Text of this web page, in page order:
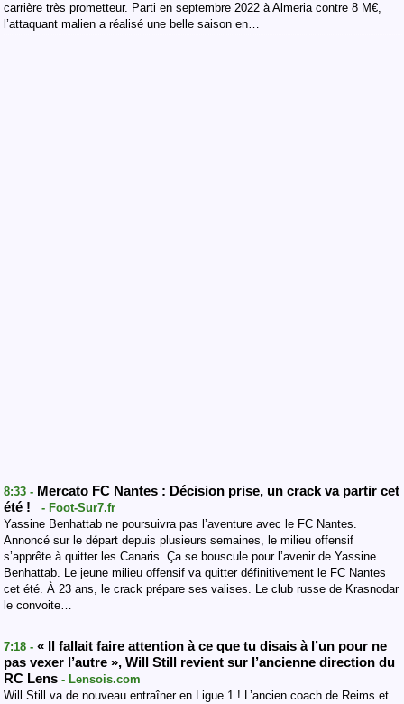
carrière très prometteur. Parti en septembre 2022 à Almeria contre 8 M€,
l’attaquant malien a réalisé une belle saison en…
8:33 - Mercato FC Nantes : Décision prise, un crack va partir cet
été ! - Foot-Sur7.fr
Yassine Benhattab ne poursuivra pas l’aventure avec le FC Nantes.
Annoncé sur le départ depuis plusieurs semaines, le milieu offensif
s’apprête à quitter les Canaris. Ça se bouscule pour l’avenir de Yassine
Benhattab. Le jeune milieu offensif va quitter définitivement le FC Nantes
cet été. À 23 ans, le crack prépare ses valises. Le club russe de Krasnodar
le convoite…
7:18 - « Il fallait faire attention à ce que tu disais à l’un pour ne
pas vexer l’autre », Will Still revient sur l’ancienne direction du
RC Lens - Lensois.com
Will Still va de nouveau entraîner en Ligue 1 ! L’ancien coach de Reims et